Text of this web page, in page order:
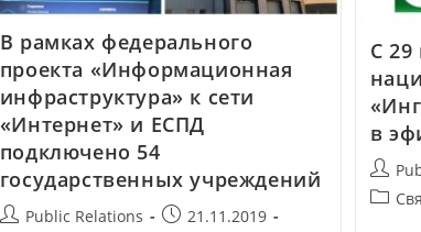
В рамках федерального
проекта «Информационная
инфраструктура» к сети
«Интернет» и ЕСПД
подключено 54
государственных учреждений
Public Relations
21.11.2019
С 29
в